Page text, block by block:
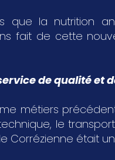
que la nutrition
fait de cette
de qualité et
métiers
le
Corrézienne était